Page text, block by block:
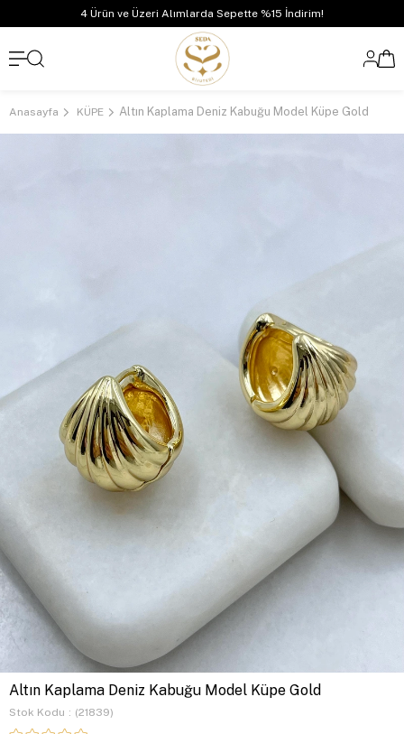
4 Ürün ve Üzeri Alımlarda Sepette %15 İndirim!
Anasayfa KÜPE Altın Kaplama Deniz Kabuğu Model Küpe Gold
Altın Kaplama Deniz Kabuğu Model Küpe Gold
Stok Kodu (21839)